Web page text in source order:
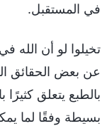
في المستقبل.
تخيلوا لو أن الله
عن بعض الحقائق
بالطبع يتعلق
بسيطة وفقًا لما